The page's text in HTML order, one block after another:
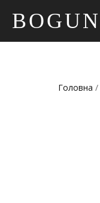
BOGUN
Головна /